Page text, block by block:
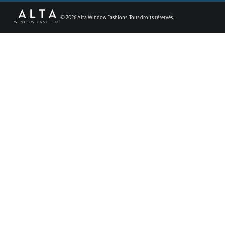
©2026Alta Window Fashions. Tous droits réservés.